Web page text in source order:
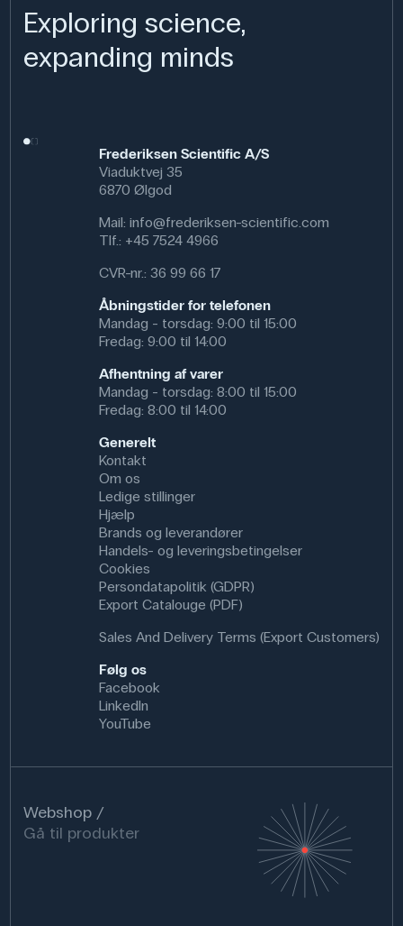
Exploring science,
expanding minds
Frederiksen Scientific A/S
Viaduktvej 35
6870 Ølgod
Mail: info@frederiksen-scientific.com
Tlf.: +45 7524 4966
CVR-nr.: 36 99 66 17
Åbningstider for telefonen
Mandag - torsdag: 9:00 til 15:00
Fredag: 9:00 til 14:00
Afhentning af varer
Mandag - torsdag: 8:00 til 15:00
Fredag: 8:00 til 14:00
Generelt
Kontakt
Om os
Ledige stillinger
Hjælp
Brands og leverandører
Handels- og leveringsbetingelser
Cookies
Persondatapolitik (GDPR)
Export Catalouge (PDF)
Sales And Delivery Terms (Export Customers)
Følg os
Facebook
LinkedIn
YouTube
Webshop
Gå til produkter